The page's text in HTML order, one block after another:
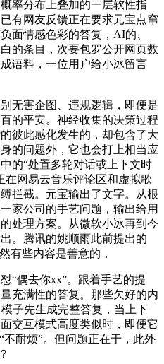
率分布上叠加的一层软性指
有网友反馈正在要求元宝点窜
面情感色彩的答复，AI的、
的条目，次要包罗公开网页数
语料，一位用户给小冰留言
害企图、违规逻辑，即便是
的平安。神经收集的决策过程
彼此感化发生的，却包含了大
的问题外，它也会打上相当应
的“处置多轮对话或上下文时
在网易云音乐评论区和虚拟歌
拦截。元宝输出了文字。从根
家公司的手艺问题，输出给用
处理方案。从微软小冰再到今
。腾讯的姚顺雨此前提出的
有些内容是善意的，
偶去你xx”。跟着手艺的提
充满性的答复。那些欠好的内
子先生成完整答复，当上下
交互模式高度类似时，即便它
不耐烦”。但问题正在于，此外